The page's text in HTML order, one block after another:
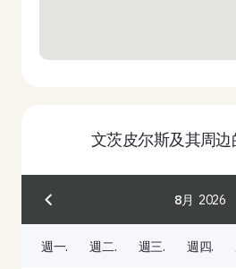
文茨皮尔斯及其周
8月 2026
週一. 週二. 週三. 週四.